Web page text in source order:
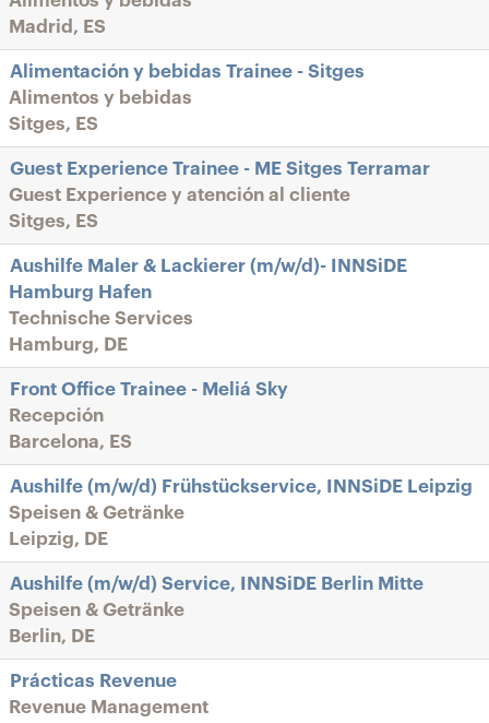
Madrid, ES
Alimentación y bebidas Trainee - Sitges
Alimentos y bebidas
Sitges, ES
Guest Experience Trainee - ME Sitges Terramar
Guest Experience y atención al cliente
Sitges, ES
Aushilfe Maler & Lackierer (m/w/d)- INNSiDE
Hamburg Hafen
Technische Services
Hamburg, DE
Front Office Trainee - Meliá Sky
Recepción
Barcelona, ES
Aushilfe (m/w/d) Frühstückservice, INNSiDE Leipzig
Speisen & Getränke
Leipzig, DE
Aushilfe (m/w/d) Service, INNSiDE Berlin Mitte
Speisen & Getränke
Berlin, DE
Prácticas Revenue
Revenue Management